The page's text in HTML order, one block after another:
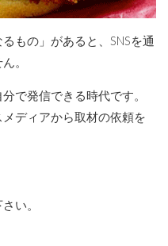
もの」があると、SNSを通
。
で発信できる時代です。
ディアから取材の依頼を
い。